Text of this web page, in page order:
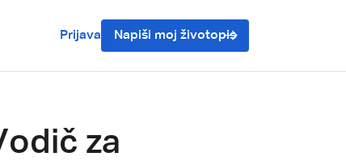
Prijava Napiši moj životopis
za